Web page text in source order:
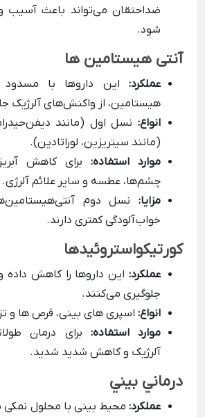
ضداحتقان می‌تواند باعث آسیب
شود.
آنتی هیستامین ها
عملکرد: این داروها با مسدود
هیستامین، از واکنش‌های آلرژیک
انواع: نسل اول (مانند
(مانند سیتریزین، لوراتادین).
موارد استفاده: برای کاهش
چشم‌ها، عطسه و سایر علائم آلرژی.
مزایا: نسل دوم
خواب‌آلودگی کمتری دارند.
کورتیکواستروئیدها
عملکرد: این داروها را کاهش داده
جلوگیری می‌کنند.
انواع: اسپری های بینی، قرص ها و
موارد استفاده: برای درمان
آلرژیک و کاهش شدید شدید.
درماني بيني
عملکرد: محیط بینی با محلول نمکی